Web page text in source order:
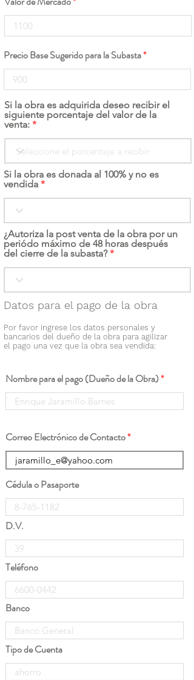
Precio Base Sugerido para la Subasta
Si la obra es adquirida deseo recibir el
siguiente porcentaje del valor de la
venta:
Si la obra es donada al 100% y no es
vendida
¿Autoriza la post venta de la obra por un
periódo máximo de 48 horas después
del cierre de la subasta?
Datos para el pago de la obra
Por favor ingrese los datos personales y
bancarios del dueño de la obra para agilizar
el pago una vez que la obra sea vendida:
Nombre para el pago (Dueño de la Obra)
Correo Electrónico de Contacto
Cédula o Pasaporte
D.V.
Teléfono
Banco
Tipo de Cuenta